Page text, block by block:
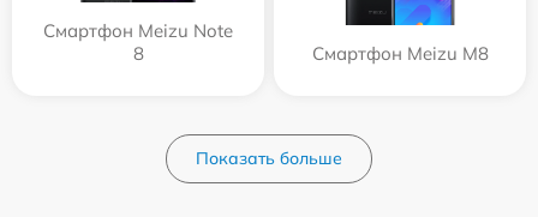
Смартфон Meizu Note
8
Смартфон Meizu M8
Показать больше